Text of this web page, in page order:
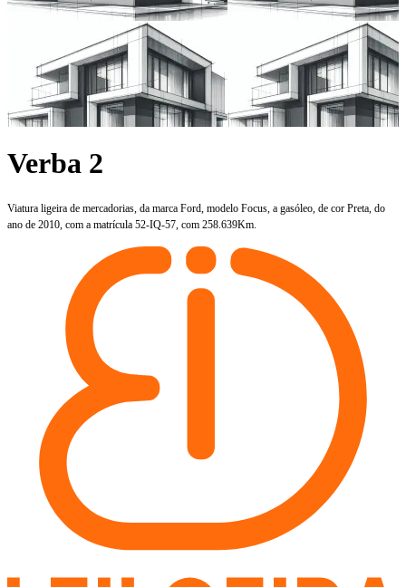
Verba 2
Viatura ligeira de mercadorias, da marca Ford, modelo Focus, a gasóleo, de cor Preta, do
ano de 2010, com a matrícula 52-IQ-57, com 258.639Km.